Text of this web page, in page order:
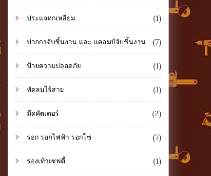
ประแจหกเหลี่ยม (1)
ปากกาจับชิ้นงาน และ แคลมป์จับชิ้นงาน (7)
ป้ายความปลอดภัย (1)
พัดลมไร้สาย (1)
มีดคัตเตอร์ (2)
รอก รอกไฟฟ้า รอกโซ่ (7)
รองเท้าเซฟตี้ (1)